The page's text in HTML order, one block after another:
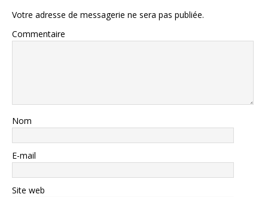
Votre adresse de messagerie ne sera pas publiée.
Commentaire
Nom
E-mail
Site web